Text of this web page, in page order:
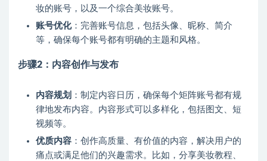
妆的账号，以及一个综合美妆账号。
账号优化：完善账号信息，包括头像、昵称、简介
等，确保每个账号都有明确的主题和风格。
步骤2：内容创作与发布
内容规划 ：制定内容日历，确保每个矩阵账号都有规
律地发布内容。内容形式可以多样化，包括图文、短
视频等。
优质内容 ：创作高质量、有价值的内容，解决用户的
痛点或满足他们的兴趣需求。比如，分享美妆教程、